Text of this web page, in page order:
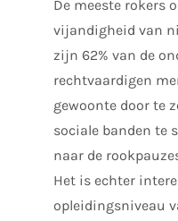
De meeste rokers
vijandigheid van
zijn 62% van de
rechtvaardigen
gewoonte door te
sociale banden te
naar de
Het is echter
opleidingsniveau